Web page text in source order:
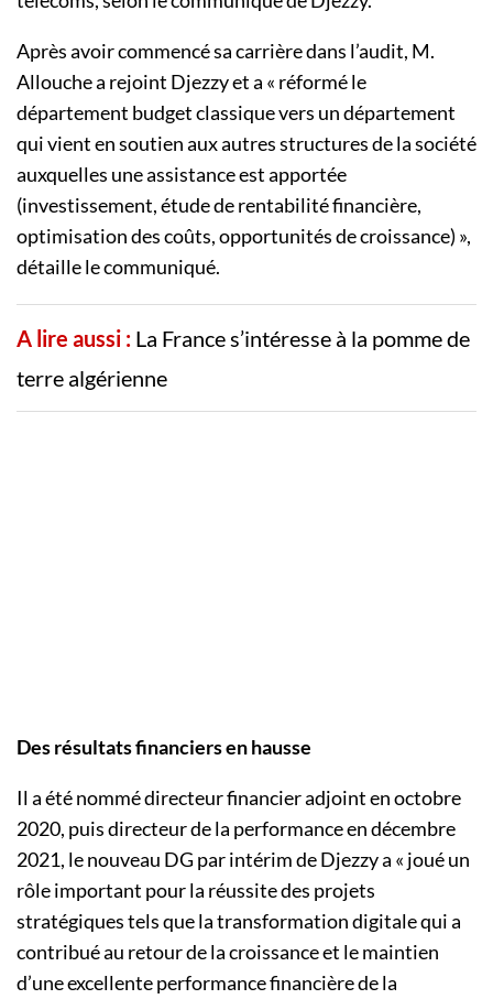
Après avoir commencé sa carrière dans l’audit, M.
Allouche a rejoint Djezzy et a « réformé le
département budget classique vers un département
qui vient en soutien aux autres structures de la société
auxquelles une assistance est apportée
(investissement, étude de rentabilité financière,
optimisation des coûts, opportunités de croissance) »,
détaille le communiqué.
A lire aussi : La France s’intéresse à la pomme de
terre algérienne
Des résultats financiers en hausse
Il a été nommé directeur financier adjoint en octobre
2020, puis directeur de la performance en décembre
2021, le nouveau DG par intérim de Djezzy a « joué un
rôle important pour la réussite des projets
stratégiques tels que la transformation digitale qui a
contribué au retour de la croissance et le maintien
d’une excellente performance financière de la